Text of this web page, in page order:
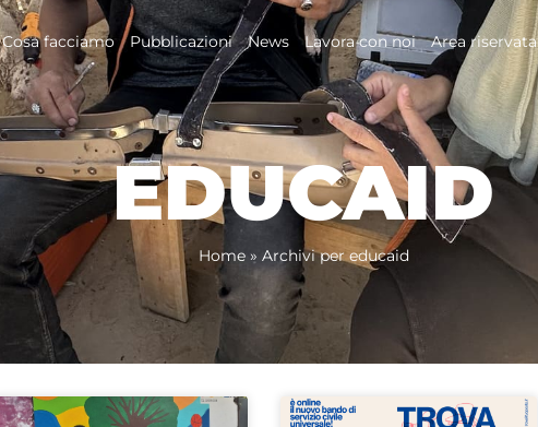
Cosa facciamo Pubblicazioni News Lavora con noi Area riservata
EDUCAID
Home» Archivi per educaid